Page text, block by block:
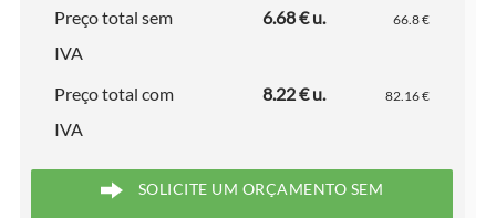
Preço total sem
IVA
6.68 € u. 66.8 €
Preço total com
IVA
8.22 € u. 82.16 €
SOLICITE UM ORÇAMENTO SEM